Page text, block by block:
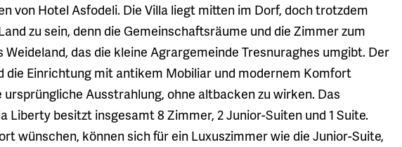
von Hotel Asfodeli. Die Villa liegt mitten im Dorf, doch trotzdem
zu sein, denn die Gemeinschaftsräume und die Zimmer zum
das die kleine Agrargemeinde Tresnuraghes umgibt. Der
die Einrichtung mit antikem Mobiliar und modernem Komfort
ursprüngliche Ausstrahlung, ohne altbacken zu wirken. Das
Liberty besitzt insgesamt 8 Zimmer, 2 Junior-Suiten und 1 Suite.
wünschen, können sich für ein Luxuszimmer wie die Junior-Suite,